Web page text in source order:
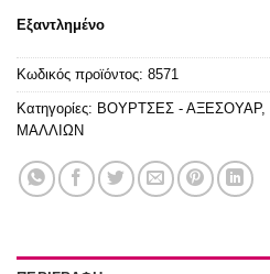
Εξαντλημένο
Κωδικός προϊόντος: 8571
Κατηγορίες: ΒΟΥΡΤΣΕΣ - ΑΞΕΣΟΥΑΡ,
ΜΑΛΛΙΩΝ